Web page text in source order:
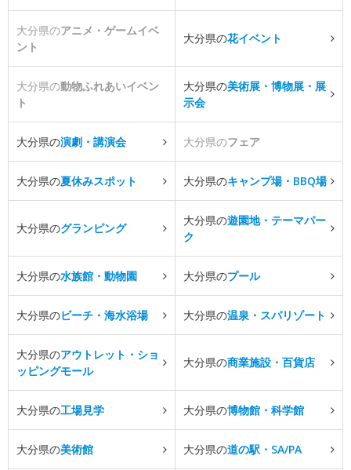
大分県のアニメ・ゲームイベ
ント
大分県の花イベント
大分県の動物ふれあいイベン
ト
大分県の美術展・博物展・展
示会
大分県の演劇・講演会 大分県のフェア
大分県の夏休みスポット 大分県のキャンプ場・BBQ場
大分県のグランピング
大分県の遊園地・テーマパー
ク
大分県の水族館・動物園 大分県のプール
大分県のビーチ・海水浴場 大分県の温泉・スパリゾート
大分県のアウトレット・ショ
ッピングモール
大分県の商業施設・百貨店
大分県の工場見学 大分県の博物館・科学館
大分県の美術館 大分県の道の駅・SA/PA